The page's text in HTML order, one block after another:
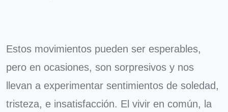
Estos movimientos pueden ser esperables,
pero en ocasiones, son sorpresivos y nos
llevan a experimentar sentimientos de soledad,
tristeza, e insatisfacción. El vivir en común, la